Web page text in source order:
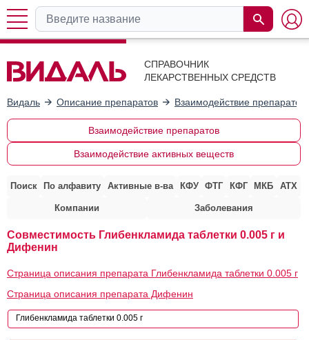
СПРАВОЧНИК
ЛЕКАРСТВЕННЫХ СРЕДСТВ
Видаль Описание препаратов Взаимодействие препаратов
Взаимодействие препаратов
Взаимодействие активных веществ
Поиск По алфавиту Активные в-ва КФУ ФТГ КФГ МКБ АТХ
Компании Заболевания
Совместимость Глибенкламида таблетки 0.005 г и
Дифенин
Страница описания препарата Глибенкламида таблетки 0.005 г
Страница описания препарата Дифенин